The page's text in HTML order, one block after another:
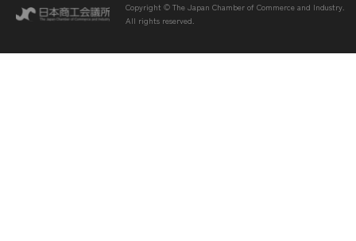
Copyright © The Japan Chamber of Commerce and Industry.
All rights reserved.